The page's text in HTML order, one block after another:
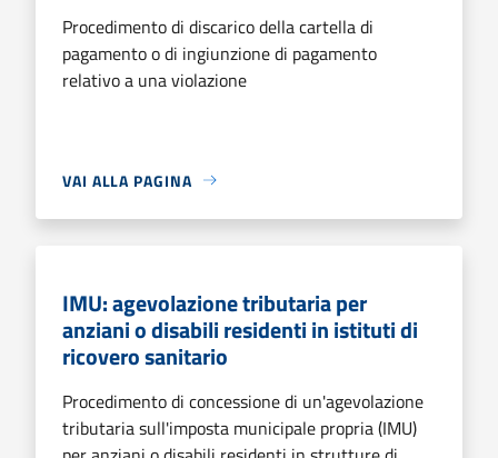
Procedimento di discarico della cartella di
pagamento o di ingiunzione di pagamento
relativo a una violazione
VAI ALLA PAGINA
IMU: agevolazione tributaria per
anziani o disabili residenti in istituti di
ricovero sanitario
Procedimento di concessione di un'agevolazione
tributaria sull'imposta municipale propria (IMU)